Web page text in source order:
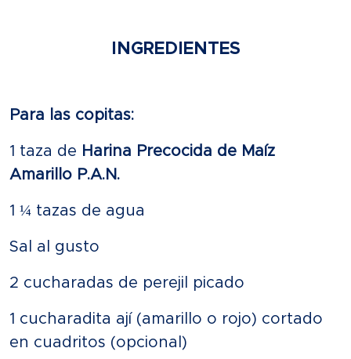
INGREDIENTES
Para las copitas:
1 taza de Harina Precocida de Maíz
Amarillo P.A.N.
1 ¼ tazas de agua
Sal al gusto
2 cucharadas de perejil picado
1 cucharadita ají (amarillo o rojo) cortado
en cuadritos (opcional)